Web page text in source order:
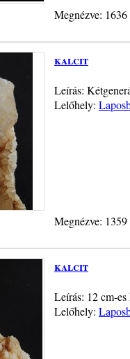
Megnézve:
kalcit
Leírás:
Lelőhely:
Megnézve:
kalcit
Leírás: 12 cm-
Lelőhely: